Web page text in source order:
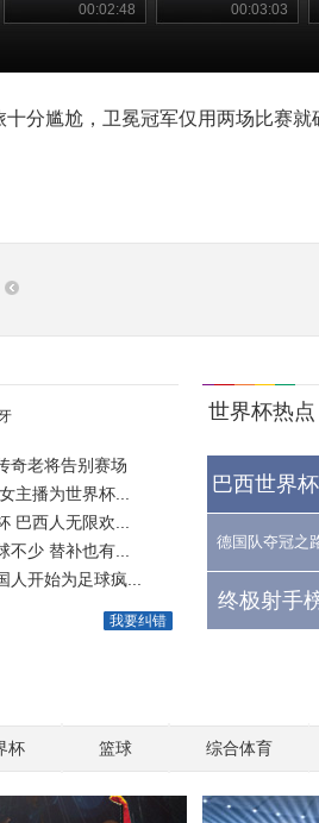
00:02:48 00:03:03
分尴尬，卫冕冠军仅用两场比赛
奇老将告别赛场
主播为世界杯...
巴西人无限欢...
不少 替补也有...
开始为足球疯...
我要纠错
世界杯热点
巴西世界
德国队夺冠之
终极射手
杯 篮球 综合体育